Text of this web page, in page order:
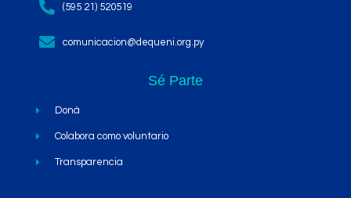
(595 21) 520519
comunicacion@dequeni.org.py
Sé Parte
Doná
Colabora como voluntario
Transparencia